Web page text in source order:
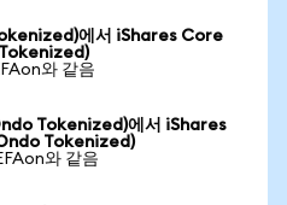
에서 iShares Core
Tokenized)
와 같음
Tokenized)에서 iShares
Tokenized)
와 같음